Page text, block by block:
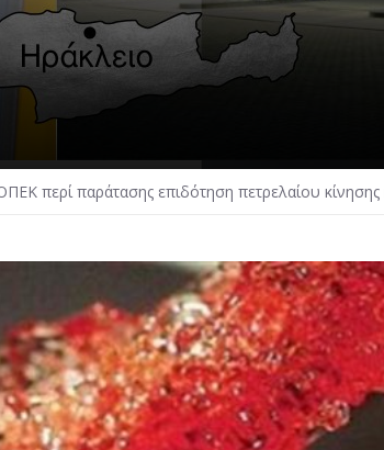
περί παράτασης επιδότηση πετρελαίου